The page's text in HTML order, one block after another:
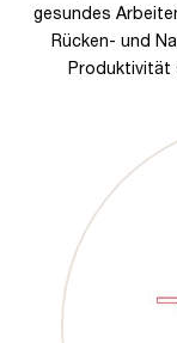
gesundes
Rücken- und
Produktivität